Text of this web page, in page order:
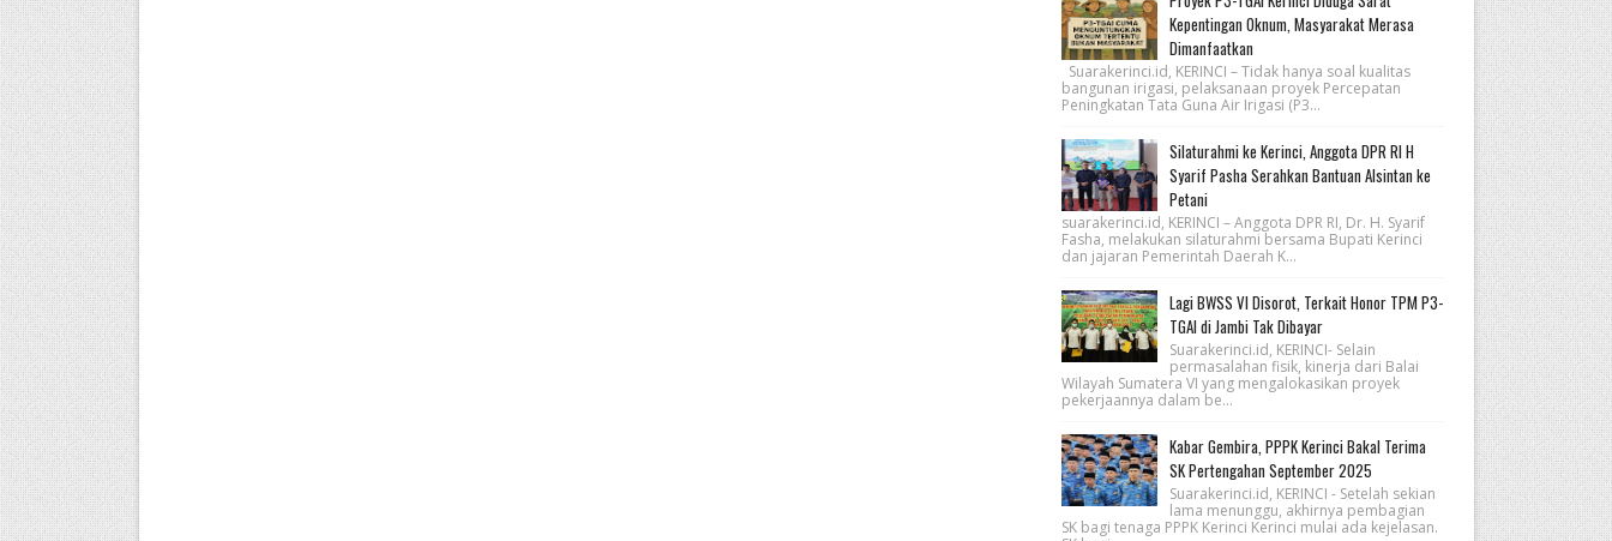
Kepentingan Oknum, Masyarakat Merasa
Dimanfaatkan
Suarakerinci.id, KERINCI – Tidak hanya soal kualitas
bangunan irigasi, pelaksanaan proyek Percepatan
Peningkatan Tata Guna Air Irigasi (P3...
Silaturahmi ke Kerinci, Anggota DPR RI H
Syarif Pasha Serahkan Bantuan Alsintan ke
Petani
suarakerinci.id, KERINCI – Anggota DPR RI, Dr. H. Syarif
Fasha, melakukan silaturahmi bersama Bupati Kerinci
dan jajaran Pemerintah Daerah K...
Lagi BWSS VI Disorot, Terkait Honor TPM P3-
TGAI di Jambi Tak Dibayar
Suarakerinci.id, KERINCI- Selain
permasalahan fisik, kinerja dari Balai
Wilayah Sumatera VI yang mengalokasikan proyek
pekerjaannya dalam be...
Kabar Gembira, PPPK Kerinci Bakal Terima
SK Pertengahan September 2025
Suarakerinci.id, KERINCI - Setelah sekian
lama menunggu, akhirnya pembagian
SK bagi tenaga PPPK Kerinci Kerinci mulai ada kejelasan.